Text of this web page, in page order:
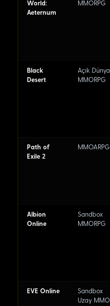
World:
Aeternum
MMORPG
Black
Desert
Açık Dünya
MMORPG
Path of
Exile 2
MMOARPG
Albion
Online
Sandbox
MMORPG
EVE Online
Sandbox
Uzay MMO